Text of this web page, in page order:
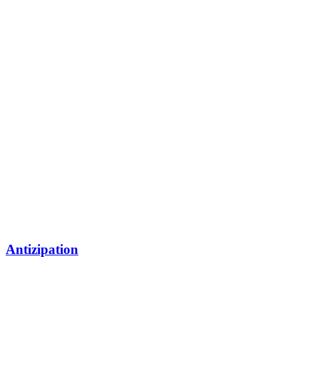
Antizipation